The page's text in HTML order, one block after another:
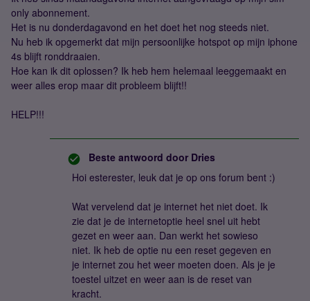
only abonnement.
Het is nu donderdagavond en het doet het nog steeds niet.
Nu heb ik opgemerkt dat mijn persoonlijke hotspot op mijn iphone
4s blijft ronddraaien.
Hoe kan ik dit oplossen? Ik heb hem helemaal leeggemaakt en
weer alles erop maar dit probleem blijft!!
HELP!!!
Beste antwoord door Dries
Hoi esterester, leuk dat je op ons forum bent :)
Wat vervelend dat je internet het niet doet. Ik
zie dat je de internetoptie heel snel uit hebt
gezet en weer aan. Dan werkt het sowieso
niet. Ik heb de optie nu een reset gegeven en
je internet zou het weer moeten doen. Als je je
toestel uitzet en weer aan is de reset van
kracht.